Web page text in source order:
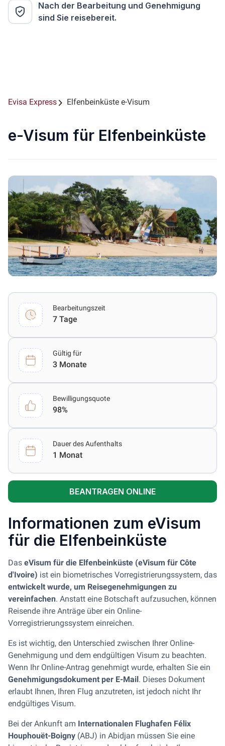
Nach der Bearbeitung und Genehmigung
sind Sie reisebereit.
Evisa Express Elfenbeinküste e-Visum
e-Visum für Elfenbeinküste
Bearbeitungszeit
7 Tage
Gültig für
3 Monate
Bewilligungsquote
98%
Dauer des Aufenthalts
1 Monat
BEANTRAGEN ONLINE
Informationen zum eVisum
für die Elfenbeinküste
Das eVisum für die Elfenbeinküste (eVisum für Côte
d'Ivoire) ist ein biometrisches Vorregistrierungssystem, das
entwickelt wurde, um Reisegenehmigungen zu
vereinfachen. Anstatt eine Botschaft aufzusuchen, können
Reisende ihre Anträge über ein Online-
Vorregistrierungssystem einreichen.
Es ist wichtig, den Unterschied zwischen Ihrer Online-
Genehmigung und dem endgültigen Visum zu beachten.
Wenn Ihr Online-Antrag genehmigt wurde, erhalten Sie ein
Genehmigungsdokument per E-Mail. Dieses Dokument
erlaubt Ihnen, Ihren Flug anzutreten, ist jedoch nicht Ihr
endgültiges Visum.
Bei der Ankunft am Internationalen Flughafen Félix
Houphouët-Boigny (ABJ) in Abidjan müssen Sie eine